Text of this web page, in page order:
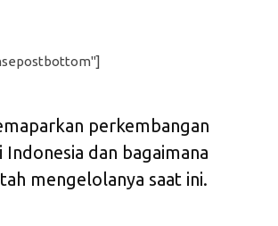
perkembangan
Indonesia dan bagaimana
mengelolanya saat ini.